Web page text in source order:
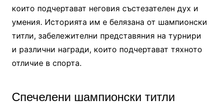
които подчертават неговия състезателен дух и
умения. Историята им е белязана от шампионски
титли, забележителни представяния на турнири
и различни награди, които подчертават тяхното
отличие в спорта.
Спечелени шампионски титли